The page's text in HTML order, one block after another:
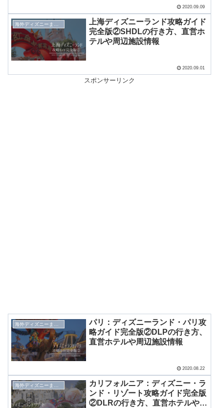
2020.09.09
上海ディズニーランド攻略ガイド
完全版②SHDLの行き方、直営ホ
テルや周辺施設情報
2020.09.01
スポンサーリンク
パリ：ディズニーランド・パリ攻
略ガイド完全版②DLPの行き方、
直営ホテルや周辺施設情報
2020.08.22
海外ディズニーまとめ
カリフォルニア：ディズニー・ラ
ンド・リゾート攻略ガイド完全版
②DLRの行き方、直営ホテルや周